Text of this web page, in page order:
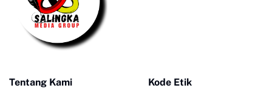
Tentang Kami Kode Etik